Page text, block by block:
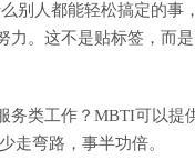
别人都能轻松搞定的
。这不是贴标签，而是
类工作？MBTI可以提
少走弯路，事半功倍。